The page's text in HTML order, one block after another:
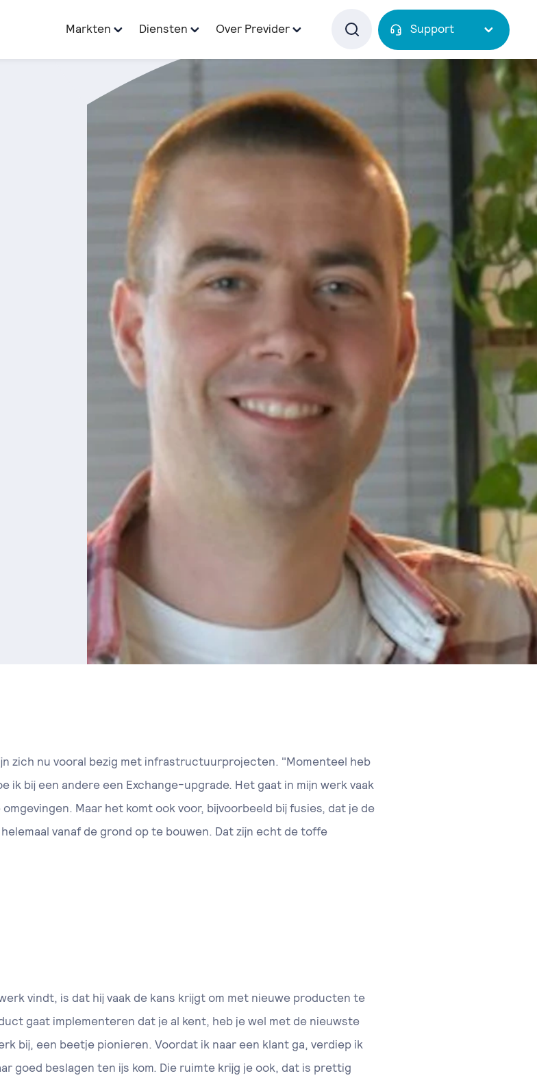
Markten Diensten Over Previder Support
zich nu vooral bezig met infrastructuurprojecten. "Momenteel heb
ik bij een andere een Exchange-upgrade. Het gaat in mijn werk vaak
Maar het komt ook voor, bijvoorbeeld bij fusies, dat je de
vanaf de grond op te bouwen. Dat zijn echt de toffe
vindt, is dat hij vaak de kans krijgt om met nieuwe producten te
gaat implementeren dat je al kent, heb je wel met de nieuwste
bij, een beetje pionieren. Voordat ik naar een klant ga, verdiep ik
goed beslagen ten ijs kom. Die ruimte krijg je ook, dat is prettig